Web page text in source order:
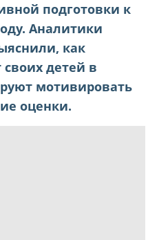
подготовки к
Аналитики
как
своих детей в
мотивировать
оценки.